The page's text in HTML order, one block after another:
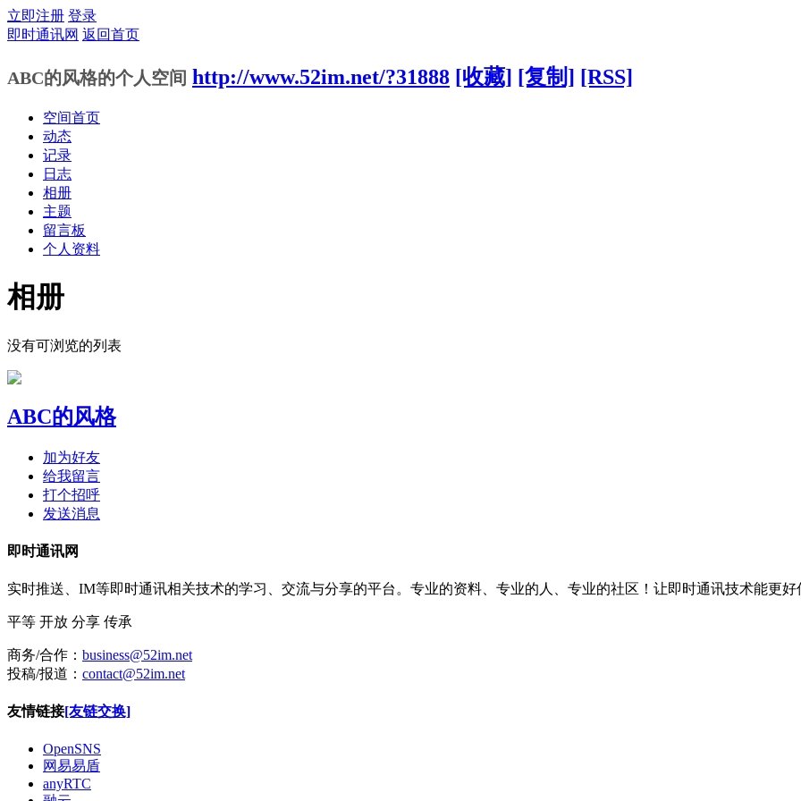
立即注册 登录
即时通讯网 返回首页
ABC的风格的个人空间 http://www.52im.net/?31888 [收藏] [复制] [RSS]
空间首页
动态
记录
日志
相册
主题
留言板
个人资料
相册
没有可浏览的列表
ABC的风格
加为好友
给我留言
打个招呼
发送消息
即时通讯网
实时推送、IM等即时通讯相关技术的学习、交流与分享的平台。专业的资料、专业的人、专业的社区！让即时通讯技术能更好
平等 开放 分享 传承
商务/合作： business@52im.net
投稿/报道： contact@52im.net
友情链接[友链交换]
OpenSNS
网易易盾
anyRTC